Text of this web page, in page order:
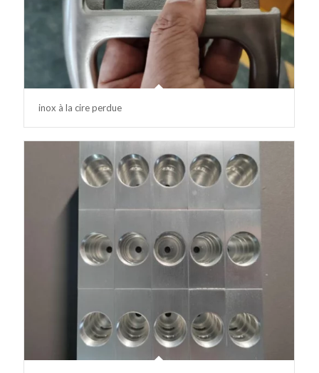
inox à la cire perdue